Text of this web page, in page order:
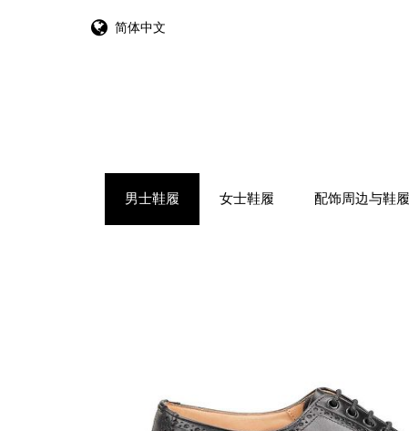
简体中文
男士鞋履 女士鞋履 配饰周边与鞋